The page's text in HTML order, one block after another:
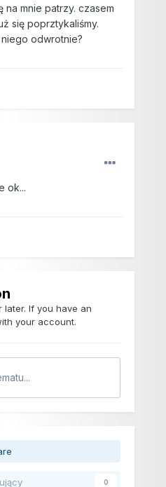
na mnie patrzy. czasem
się poprztykaliśmy.
niego odwrotnie?
ok...
If you have an
your account.
0